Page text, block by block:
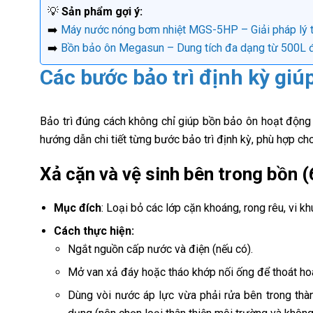
💡 Sản phẩm gợi ý:
➡️ Máy nước nóng bơm nhiệt MGS-5HP – Giải pháp lý
➡️ Bồn bảo ôn Megasun – Dung tích đa dạng từ 500L
Các bước bảo trì định kỳ
Bảo trì đúng cách không chỉ giúp bồn bảo ôn hoạt
hướng dẫn chi tiết từng bước bảo trì định kỳ, phù hợp
Xả cặn và vệ sinh bên trong bồn
Mục đích: Loại bỏ các lớp cặn khoáng, rong rêu, vi
Cách thực hiện:
Ngắt nguồn cấp nước và điện (nếu có).
Mở van xả đáy hoặc tháo khớp nối ống để thoát
Dùng vòi nước áp lực vừa phải rửa bên trong